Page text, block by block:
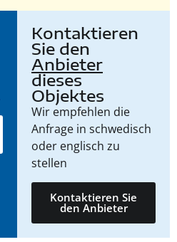
Kontaktieren
Sie den
Anbieter
dieses
Objektes
Wir empfehlen die
Anfrage in schwedisch
oder englisch zu
stellen
Kontaktieren Sie
den Anbieter